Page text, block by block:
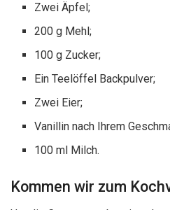
Zwei Äpfel;
200 g Mehl;
100 g Zucker;
Ein Teelöffel Backpulver;
Zwei Eier;
Vanillin nach Ihrem
100 ml Milch.
Kommen wir zum